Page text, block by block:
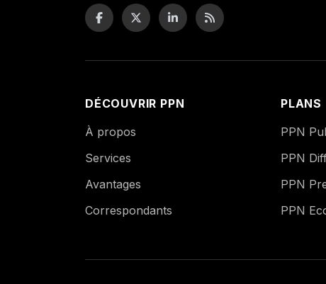
DÉCOUVRIR PPN
À propos
Services
Avantages
Correspondants
PLANS
PPN
PPN
PPN
PPN